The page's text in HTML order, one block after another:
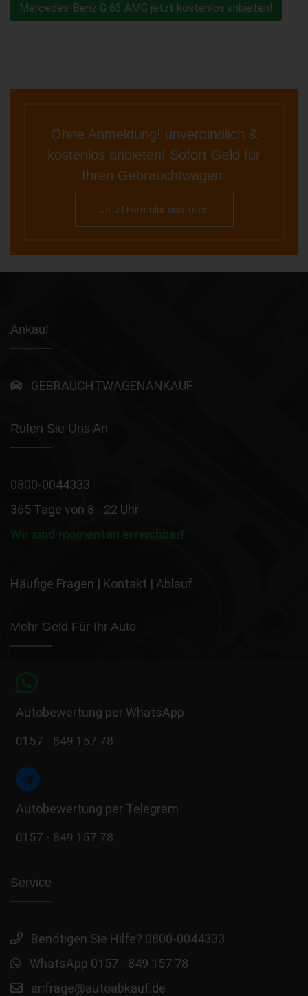
Mercedes-Benz G 63 AMG jetzt kostenlos anbieten!
Ohne Anmeldung! unverbindlich &
kostenlos anbieten! Sofort Geld für
Ihren Gebrauchtwagen.
Jetzt Formular ausfüllen
Ankauf
GEBRAUCHTWAGENANKAUF
Rufen Sie Uns An
0800-0044333
365 Tage von 8 - 22 Uhr
Wir sind momentan erreichbar!
Häufige Fragen | Kontakt | Ablauf
Mehr Geld Für Ihr Auto
Autobewertung per WhatsApp
0157 - 849 157 78
Autobewertung per Telegram
0157 - 849 157 78
Service
Benötigen Sie Hilfe? 0800-0044333
WhatsApp 0157 - 849 157 78
anfrage@autoabkauf.de